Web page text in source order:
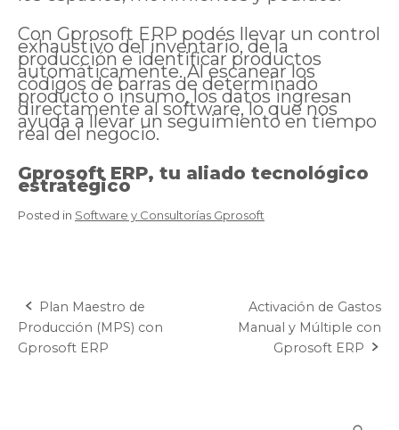
Con Gprosoft ERP podés llevar un control
exhaustivo del inventario, de la
producción e identificar productos
automáticamente. Al escanear los
códigos de barras de determinado
producto o insumo, los datos ingresan
directamente al software, lo que nos
ayuda a llevar un seguimiento en tiempo
real del negocio.
Gprosoft ERP, tu aliado tecnológico
estratégico
Posted in Software y Consultorías Gprosoft
Post
navigation
Plan Maestro de
Producción (MPS) con
Gprosoft ERP
Activación de Gastos
Manual y Múltiple con
Gprosoft ERP